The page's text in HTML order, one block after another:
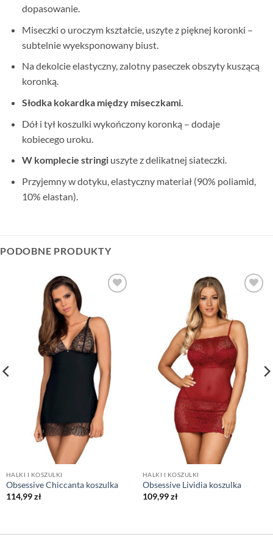
dopasowanie.
Miseczki o uroczym kształcie, uszyte z pięknej koronki –
subtelnie wyeksponowany biust.
Na dekolcie elastyczny, zalotny paseczek obszyty kuszącą
koronką.
Słodka kokardka między miseczkami.
Dół i tył koszulki wykończony koronką – dodaje
kobiecego uroku.
W komplecie stringiuszyte z delikatnej siateczki.
Przyjemny w dotyku, elastyczny materiał (90% poliamid,
10% elastan).
PODOBNE PRODUKTY
HALKI I KOSZULKI
Obsessive Chiccanta koszulka
114,99zł
HALKI I KOSZULKI
Obsessive Lividia koszulka
109,99zł